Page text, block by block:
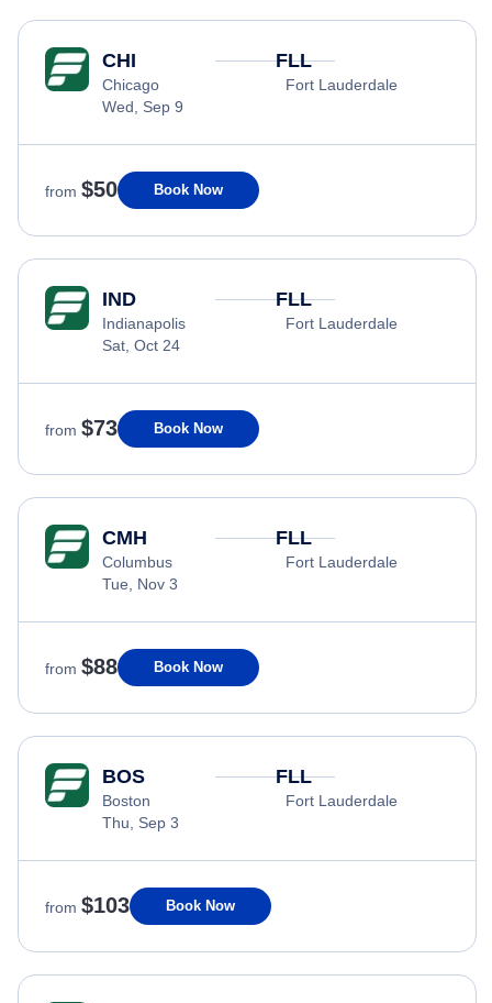
CHI
Chicago
Wed, Sep 9
FLL
Fort Lauderdale
from $50 Book Now
IND
Indianapolis
Sat, Oct 24
FLL
Fort Lauderdale
from $73 Book Now
CMH
Columbus
Tue, Nov 3
FLL
Fort Lauderdale
from $88 Book Now
BOS
Boston
Thu, Sep 3
FLL
Fort Lauderdale
from $103 Book Now